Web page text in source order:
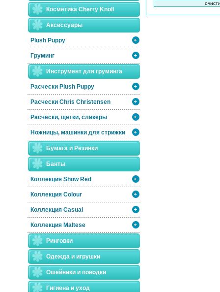
Косметика Сherry Knoll
Аксессуары
Plush Puppy
Груминг
Инструмент для груминга
Расчески Plush Puppy
Расчески Сhris Christensen
Расчески, щетки, сликеры
Ножницы, машинки для стрижки
Бумага и Резинки
Банты
Коллекция Show Red
Коллекция Colour
Коллекция Casual
Коллекция Maltese
Ринговки
Одежда и игрушки
Ошейники и поводки
Гигиена и уход